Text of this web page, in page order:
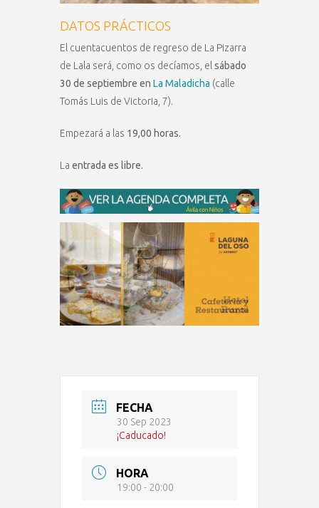
DATOS PRÁCTICOS
El cuentacuentos de regreso de La Pizarra
de Lala será, como os decíamos, el sábado
30 de septiembre en La Maladicha (calle
Tomás Luis de Victoria, 7).
Empezará a las 19,00 horas.
La entrada es libre.
FECHA
30 Sep 2023
¡Caducado!
HORA
19:00 - 20:00